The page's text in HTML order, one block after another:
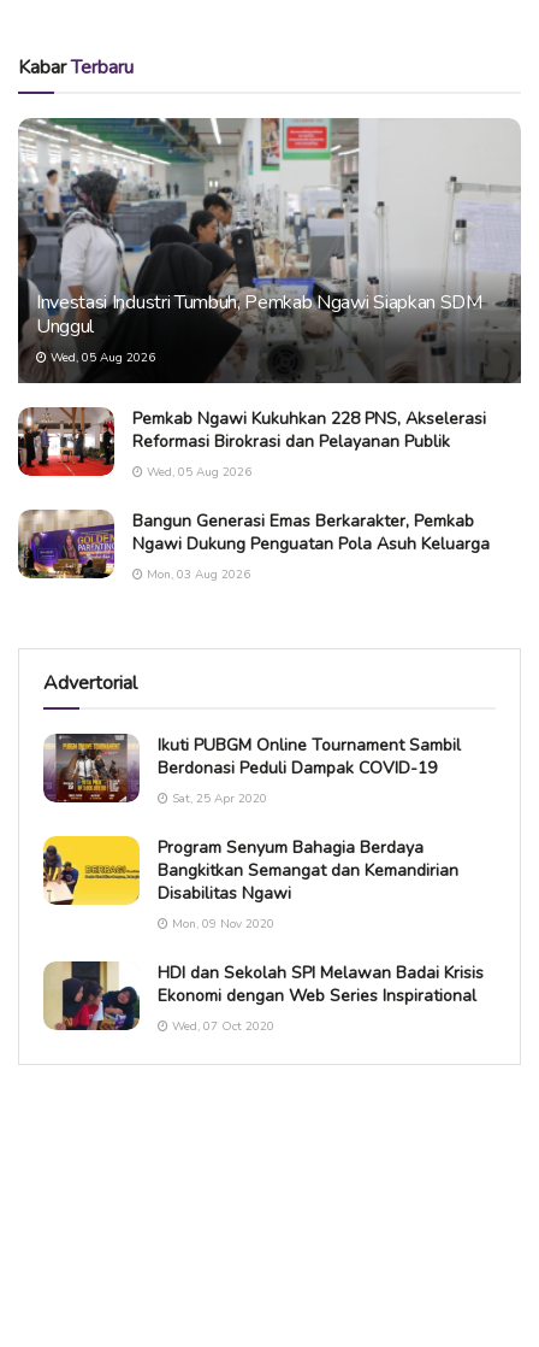
KabarTerbaru
Investasi Industri Tumbuh, Pemkab Ngawi Siapkan SDM
Unggul
Wed, 05 Aug 2026
Pemkab Ngawi Kukuhkan 228 PNS, Akselerasi
Reformasi Birokrasi dan Pelayanan Publik
Wed, 05 Aug 2026
Bangun Generasi Emas Berkarakter, Pemkab
Ngawi Dukung Penguatan Pola Asuh Keluarga
Mon, 03 Aug 2026
Advertorial
Ikuti PUBGM Online Tournament Sambil
Berdonasi Peduli Dampak COVID-19
Sat, 25 Apr 2020
Program Senyum Bahagia Berdaya
Bangkitkan Semangat dan Kemandirian
Disabilitas Ngawi
Mon, 09 Nov 2020
HDI dan Sekolah SPI Melawan Badai Krisis
Ekonomi dengan Web Series Inspirational
Wed, 07 Oct 2020